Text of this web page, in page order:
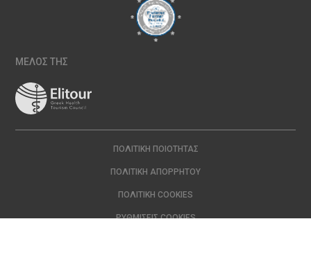
ΜΕΛΟΣ ΤΗΣ
ΠΟΛΙΤΙΚΉ ΠΟΙΌΤΗΤΑΣ
ΠΟΛΙΤΙΚΉ ΑΠΟΡΡΉΤΟΥ
ΠΟΛΙΤΙΚΉ COOKIES
ΡΥΘΜΊΣΕΙΣ COOKIES